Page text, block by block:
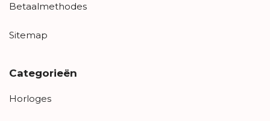
Betaalmethodes
Sitemap
Categorieën
Horloges